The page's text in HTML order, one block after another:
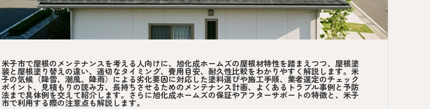
米子市で屋根のメンテナンスを考える人向けに、旭化成ホームズの屋根材特性を踏まえつつ、屋根塗
装と屋根塗り替えの違い、適切なタイミング、費用目安、耐久性比較をわかりやすく解説します。米
子の気候（降雪、潮風、降雨）による劣化要因に対応した塗料選びや施工手順、業者選定のチェック
ポイント、見積もりの読み方、長持ちさせるためのメンテナンス計画、よくあるトラブル事例と予防
法まで具体例を交えて紹介します。さらに旭化成ホームズの保証やアフターサポートの特徴と、米子
市で利用する際の注意点も解説します。